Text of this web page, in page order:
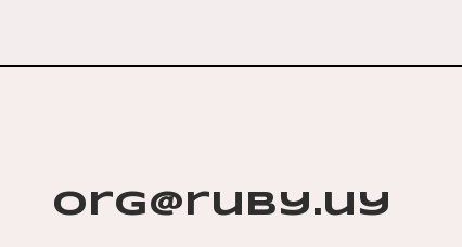
org@ruby.uy